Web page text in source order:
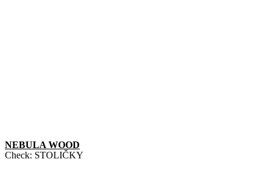
NEBULA WOOD
Check: STOLIČKY